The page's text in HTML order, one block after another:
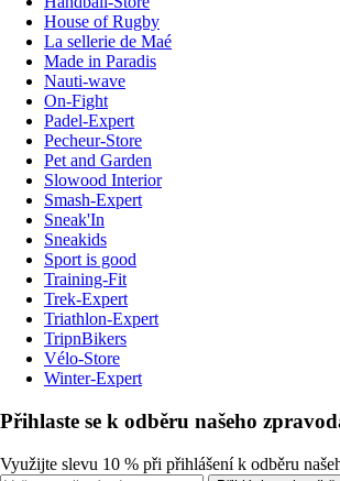
House of Rugby
La sellerie de Maé
Made in Paradis
Nauti-wave
On-Fight
Padel-Expert
Pecheur-Store
Pet and Garden
Slowood Interior
Smash-Expert
Sneak'In
Sneakids
Sport is good
Training-Fit
Trek-Expert
Triathlon-Expert
TripnBikers
Vélo-Store
Winter-Expert
Přihlaste se k odběru našeho
Využijte slevu 10 % při přihlášení k odběru